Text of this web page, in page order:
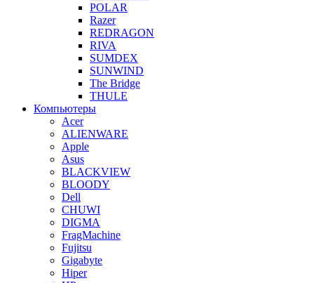
POLAR
Razer
REDRAGON
RIVA
SUMDEX
SUNWIND
The Bridge
THULE
Компьютеры
Acer
ALIENWARE
Apple
Asus
BLACKVIEW
BLOODY
Dell
CHUWI
DIGMA
FragMachine
Fujitsu
Gigabyte
Hiper